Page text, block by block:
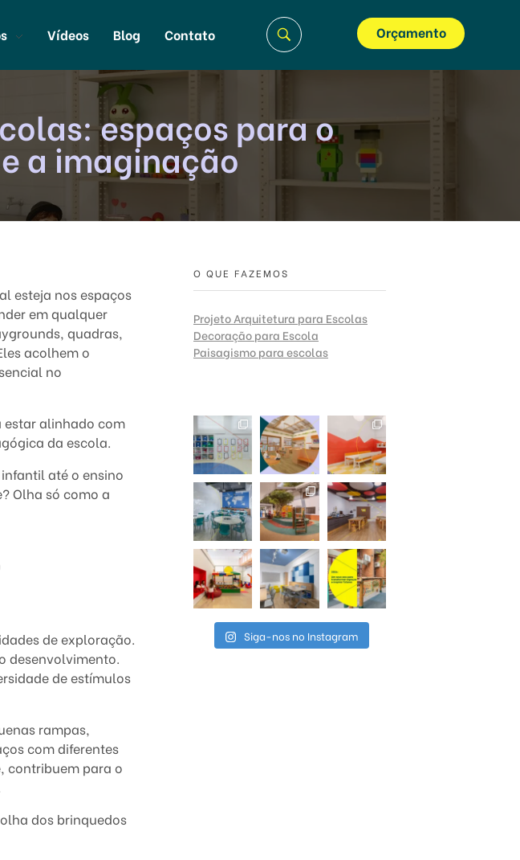
Vídeos Blog Contato Orçamento
espaços para o
a imaginação
esteja nos espaços
em qualquer
quadras,
acolhem o
no
estar alinhado com
da escola.
até o ensino
Olha só como a
de exploração.
desenvolvimento.
de estímulos
rampas,
com diferentes
contribuem para o
dos brinquedos
O QUE FAZEMOS
Projeto Arquitetura para Escolas
Decoração para Escola
Paisagismo para escolas
Siga-nos no Instagram